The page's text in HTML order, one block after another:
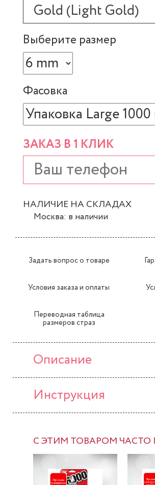
Gold (Light Gold)
Выберите размер
Фасовка
ЗАКАЗ В 1 КЛИК
НАЛИЧИЕ НА СКЛАДАХ
Москва: в наличии
Задать вопрос о товаре
Условия заказа и оплаты
Переводная таблица
размеров страз
Описание
Инструкция
С ЭТИМ ТОВАРОМ